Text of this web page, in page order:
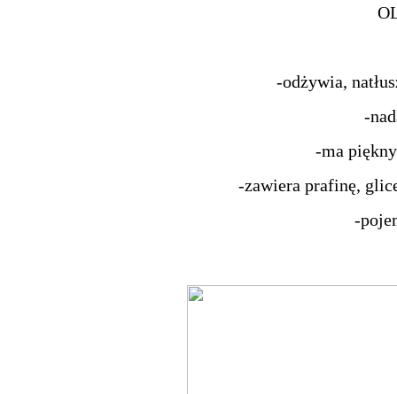
-odżywia,
-
-ma
-zawiera prafinę,
-